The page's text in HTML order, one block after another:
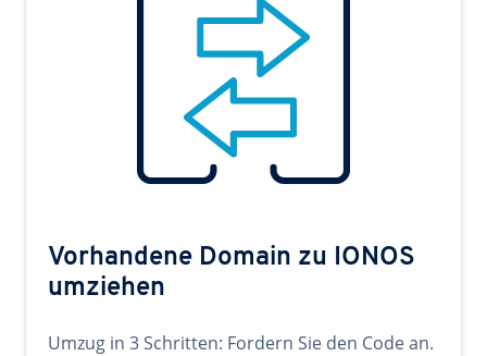
Vorhandene Domain zu IONOS
umziehen
Umzug in 3 Schritten: Fordern Sie den Code an.